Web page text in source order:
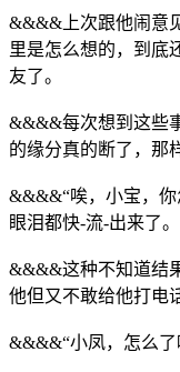
&&&&上次跟他闹意
里是怎么想的，到底
友了。
&&&&每次想到这些
的缘分真的断了，那
&&&&“唉，小宝，你
眼泪都快-流-出来了。
&&&&这种不知道结
他但又不敢给他打电
&&&&“小凤，怎么了